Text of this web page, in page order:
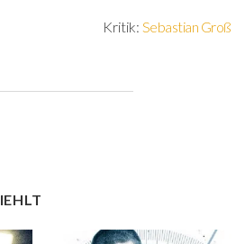
Kritik: Sebastian Groß